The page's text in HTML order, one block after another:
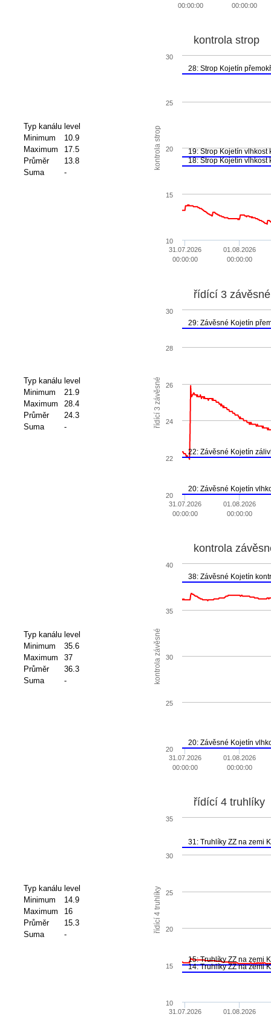
00:00:00
00:00:00
Typ kanálu level
Minimum
10.9
Maximum
17.5
Průměr
13.8
Suma
-
kontrola strop
kontrola strop
18: Strop Kojetín vlhkost
19: Strop Kojetín vlhkost
28: Strop Kojetín
31.07.2026
00:00:00
01.08.2026
00:00:00
10
15
20
25
30
Typ kanálu level
Minimum
21.9
Maximum
28.4
Průměr
24.3
Suma
- řídící 3 závěsné
řídící 3 závěsné
22: Závěsné Kojetín
20: Závěsné Kojetín
29: Závěsné Kojetín
31.07.2026
00:00:00
01.08.2026
00:00:00
20
22
24
26
28
30
Typ kanálu level
Minimum
35.6
Maximum
37
Průměr
36.3
Suma
- kontrola závěsné
kontrola
20: Závěsné Kojetín
38: Závěsné Kojetín
31.07.2026
00:00:00
01.08.2026
00:00:00
20
25
30
35
40
Typ kanálu level
Minimum
14.9
Maximum
16
Průměr
15.3
Suma
-
řídící 4 truhlíky
řídící 4 truhlíky
15: Truhlíky ZZ na zemi
14: Truhlíky ZZ na zemi
31: Truhlíky ZZ na zemi
31.07.2026 01.08.2026
15
10
20
25
30
35